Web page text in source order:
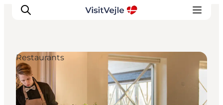
Erlebnisse
Veranstaltungen
Restaurants